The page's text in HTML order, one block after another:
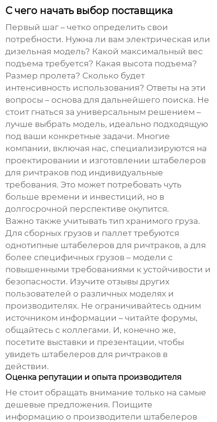
С чего начать выбор поставщика
Первый шаг – четко определить свои
потребности. Нужна ли вам электрическая или
дизельная модель? Какой максимальный вес
подъема требуется? Какая высота подъема?
Размер пролета? Сколько будет
интенсивность использования? Ответы на эти
вопросы – основа для дальнейшего поиска. Не
стоит гнаться за универсальным решением –
лучше выбрать модель, идеально подходящую
под ваши конкретные задачи. Многие
компании, включая нас, специализируются на
проектировании и изготовлении штабелеров
для ричтраков под индивидуальные
требования. Это может потребовать чуть
больше времени и инвестиций, но в
долгосрочной перспективе окупится.
Важно также учитывать тип хранимого груза.
Для сборных грузов и паллет требуются
однотипные штабелеров для ричтраков, а для
более специфичных грузов – модели с
повышенными требованиями к устойчивости и
безопасности. Изучите отзывы других
пользователей о различных моделях и
производителях. Не ограничивайтесь одним
источником информации – читайте форумы,
общайтесь с коллегами. И, конечно же,
посетите выставки и презентации, чтобы
увидеть штабелеров для ричтраков в
действии.
Оценка репутации и опыта производителя
Не стоит обращать внимание только на самые
дешевые предложения. Поищите
информацию о производители штабелеров